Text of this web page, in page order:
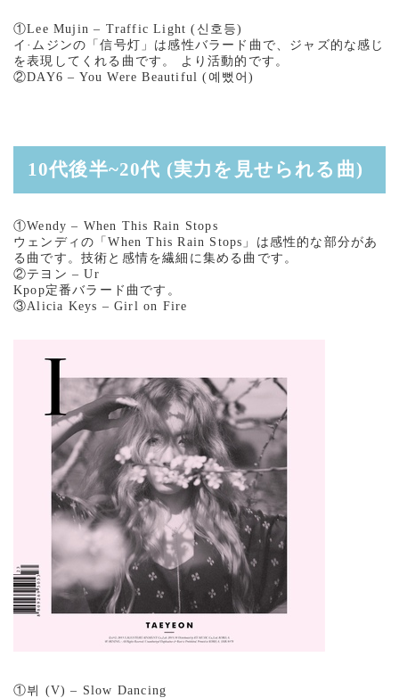
①Lee Mujin – Traffic Light (신호등)
イ·ムジンの「信号灯」は感性バラード曲で、ジャズ的な感じ
を表現してくれる曲です。 より活動的です。
②DAY6 – You Were Beautiful (예뻤어)
10代後半~20代 (実力を見せられる曲)
①Wendy – When This Rain Stops
ウェンディの「When This Rain Stops」は感性的な部分があ
る曲です。技術と感情を繊細に集める曲です。
②テヨン – Ur
Kpop定番バラード曲です。
③Alicia Keys – Girl on Fire
①뷔 (V) – Slow Dancing